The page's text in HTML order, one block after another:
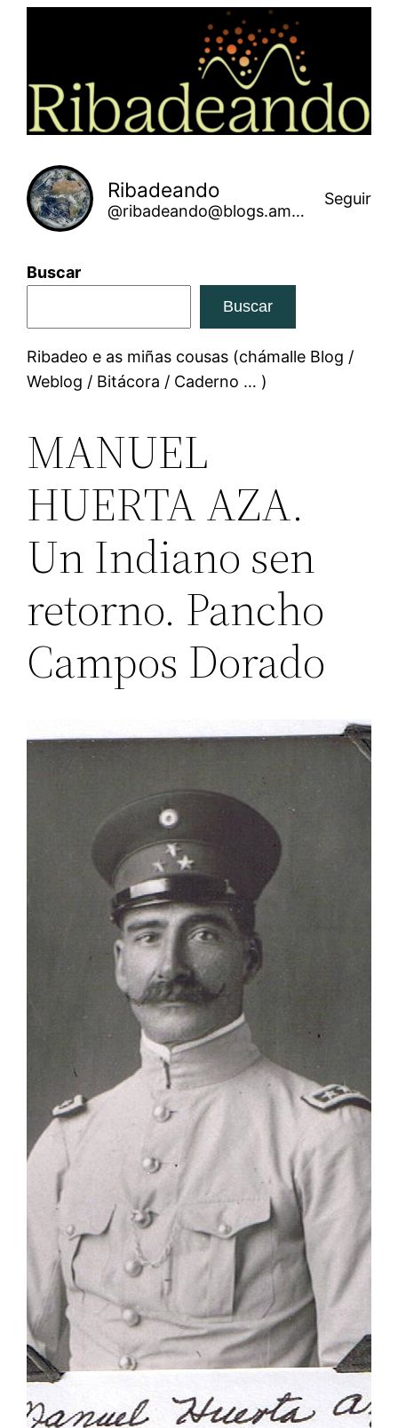
Ribadeando
@ribadeando@blogs.amarinha.gal
Seguir
Buscar
Buscar
Ribadeo e as miñas cousas (chámalle Blog /
Weblog / Bitácora / Caderno … )
MANUEL
HUERTA AZA.
Un Indiano sen
retorno. Pancho
Campos Dorado